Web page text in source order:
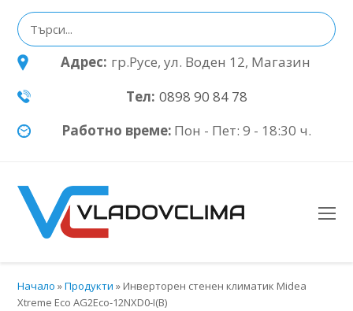
Адрес: гр.Русе, ул. Воден 12, Магазин
Тел: 0898 90 84 78
Работно време: Пон - Пет: 9 - 18:30 ч.
Начало »Продукти » Инверторен стенен климатик Midea
Xtreme Eco AG2Eco-12NXD0-I(B)